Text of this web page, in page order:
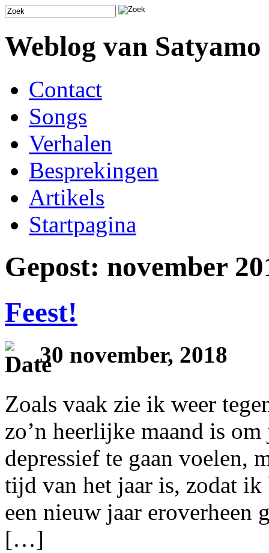
Weblog van Satyamo
Contact
Songs
Verhalen
Besprekingen
Artikels
Startpagina
Gepost: november
Feest!
30 november, 2018
Zoals vaak zie ik weer
zo’n heerlijke maand is
depressief te gaan voelen,
tijd van het jaar is, zodat
een nieuw jaar eroverheen
[…]